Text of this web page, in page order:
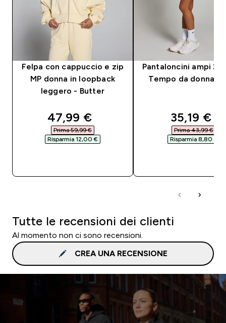
Felpa con cappuccio e zip
MP donna in loopback
leggero - Butter
discounted price
47,99 €‎
Prima 59,99 €‎
Risparmia 12,00 €‎
Pantaloncini ampi 2 in
Tempo da donna -
35,19 €‎
Prima 43,99 €‎
Risparmia 8,80 €‎
Tutte le recensioni dei clienti
Al momento non ci sono recensioni.
CREA UNA RECENSIONE